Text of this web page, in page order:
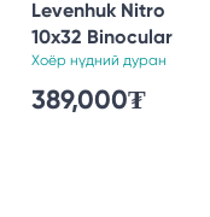
Levenhuk Nitro
10x32 Binocular
Хоёр нүдний дуран
389,000₮